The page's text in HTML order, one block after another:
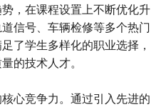
，在课程设置上不断优化升
信号、车辆检修等多个热门
了学生多样化的职业选择，
的技术人才。
心竞争力。通过引入先进的